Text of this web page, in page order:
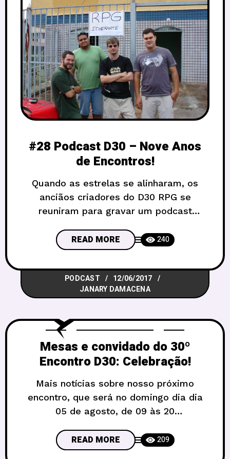
#28 Podcast D30 – Nove Anos
de Encontros!
Quando as estrelas se alinharam, os
anciãos criadores do D30 RPG se
reuniram para gravar um podcast
estrada de 9 anos de encontros e de
muito RPG. Pode ser apenas uma lenda,
mas contam que esses jovens antigos se
encontraram nas mesas de Brasília e
sentiram vontade de
READ MORE 240
PODCAST
12/06/2017
JANARY DAMACENA
Mesas e convidado do 30º
Encontro D30: Celebração!
Mais notícias sobre nosso próximo
encontro, que será no domingo dia dia
05 de agosto, de 09 às 20
Sul. Vamos comemorar 4 anos de D30
em grande estilo, e por isso o tema do
READ MORE 209